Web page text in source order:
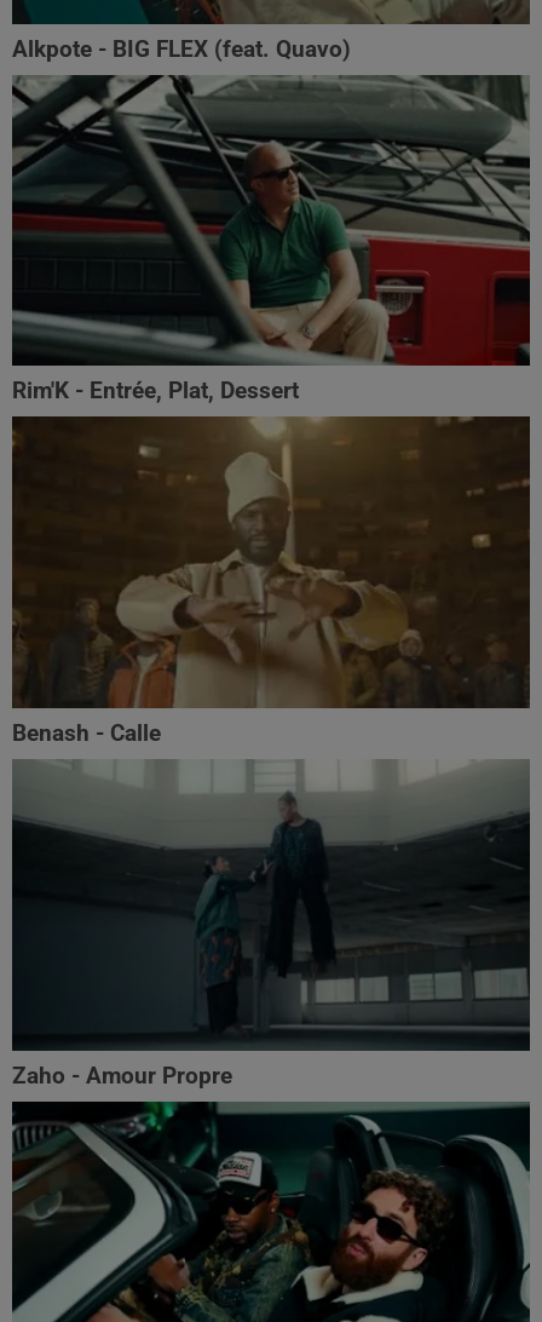
Alkpote - BIG FLEX (feat. Quavo)
Rim'K - Entrée, Plat, Dessert
Benash - Calle
Zaho - Amour Propre